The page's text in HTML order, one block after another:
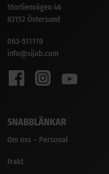
Storlienvägen 46
83152 Östersund
063-511110
info@sijab.com
SNABBLÄNKAR
Om oss – Personal
Frakt